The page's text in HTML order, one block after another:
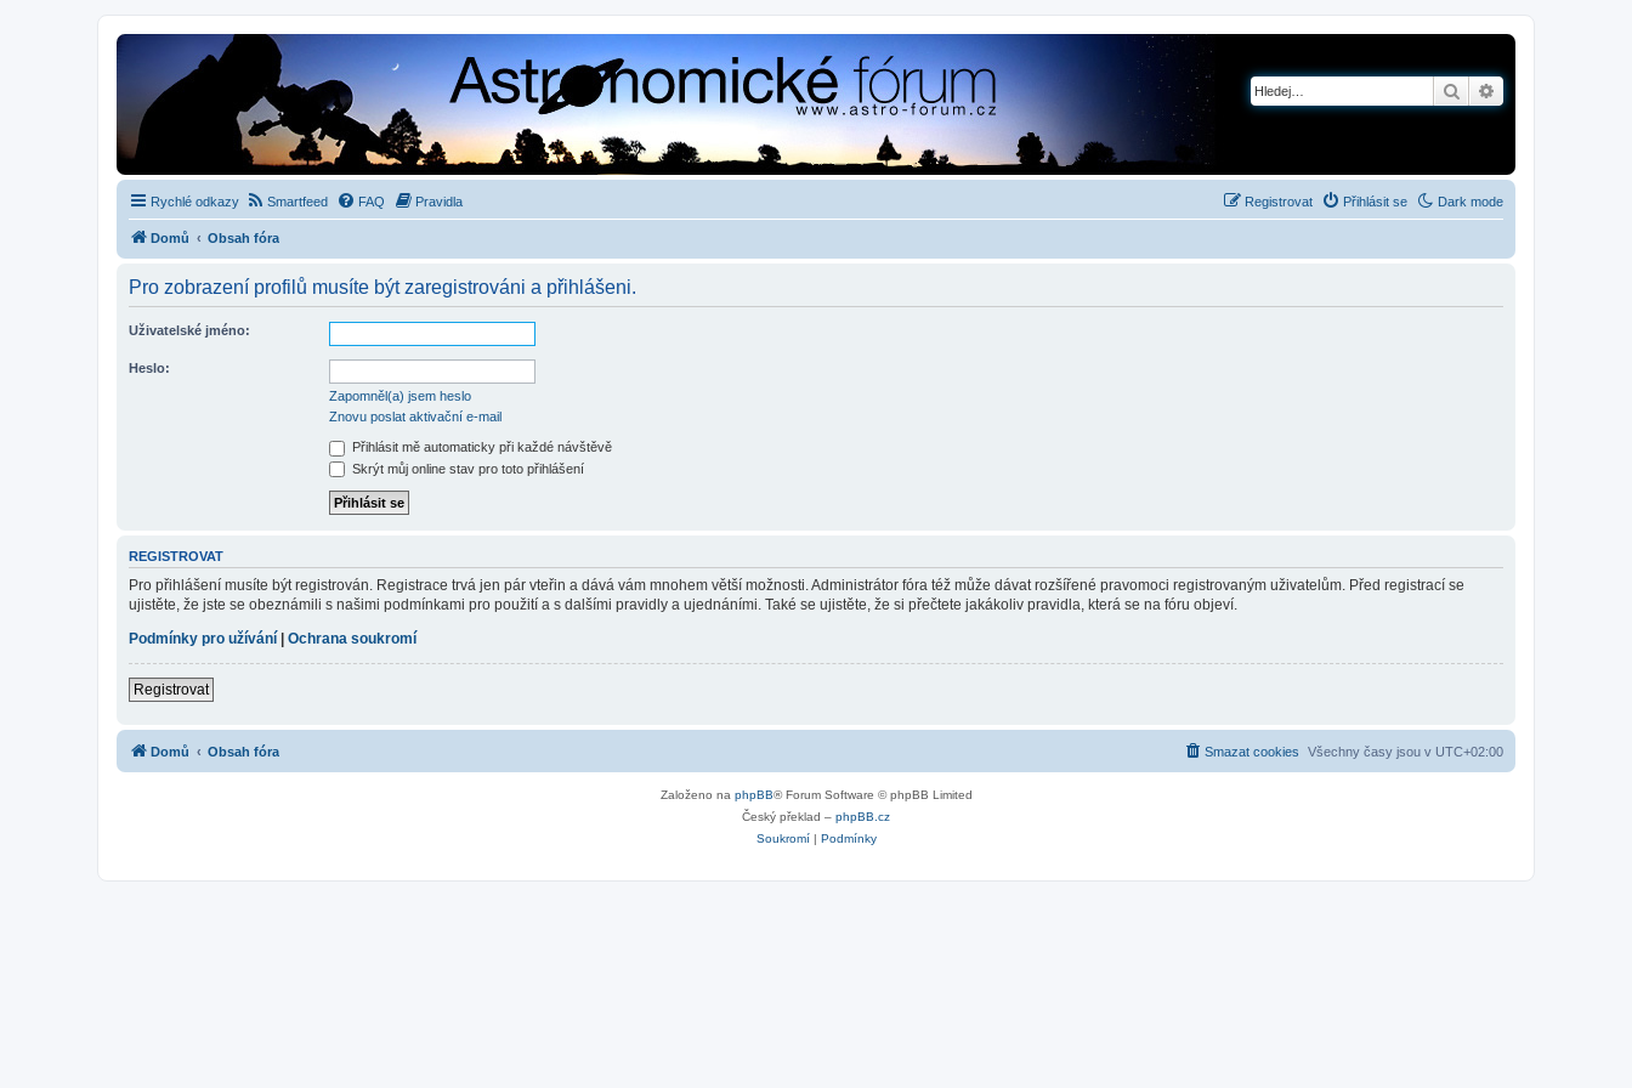
Hledat
Rychlé odkazy Dark mode
Smartfeed FAQ Pravidla Přihlásit se
Registrovat
Domů Obsah fóra
Pro zobrazení profilů musíte být zaregistrováni a přihlášeni.
Uživatelské jméno:
Heslo:
Zapomněl(a) jsem heslo
Znovu poslat aktivační e-mail
Přihlásit mě automaticky při každé návštěvě
Skrýt můj online stav pro toto přihlášení
REGISTROVAT
Pro přihlášení musíte být registrován. Registrace trvá jen pár vteřin a dává vám mnohem větší možnosti. Administrátor fóra též může dávat rozšířené pravomoci registrovaným uživatelům. Před registrací se
ujistěte, že jste se obeznámili s našimi podmínkami pro použití a s dalšími pravidly a ujednáními. Také se ujistěte, že si přečtete jakákoliv pravidla, která se na fóru objeví.
Podmínky pro užívání | Ochrana soukromí
Registrovat
Domů Obsah fóra Všechny časy jsou v UTC+02:00
Smazat cookies
Založeno na phpBB® Forum Software © phpBB Limited
Český překlad – phpBB.cz
Soukromí| Podmínky